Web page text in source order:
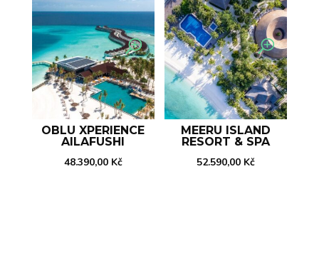
OBLU XPERIENCE
AILAFUSHI
48.390,00 Kč
MEERU ISLAND
RESORT & SPA
52.590,00 Kč